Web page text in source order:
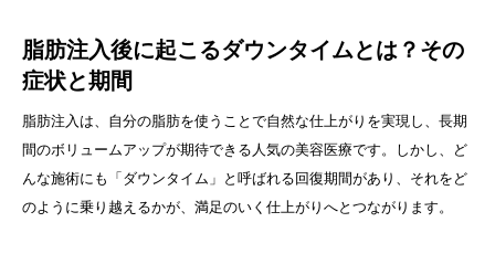
脂肪注入後に起こるダウンタイムとは？その
症状と期間
脂肪注入は、自分の脂肪を使うことで自然な仕上がりを実現し、長期
間のボリュームアップが期待できる人気の美容医療です。しかし、ど
んな施術にも「ダウンタイム」と呼ばれる回復期間があり、それをど
のように乗り越えるかが、満足のいく仕上がりへとつながります。